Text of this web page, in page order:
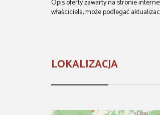
Opis oferty zawarty na stronie
właściciela, może podlegać
LOKALIZACJA